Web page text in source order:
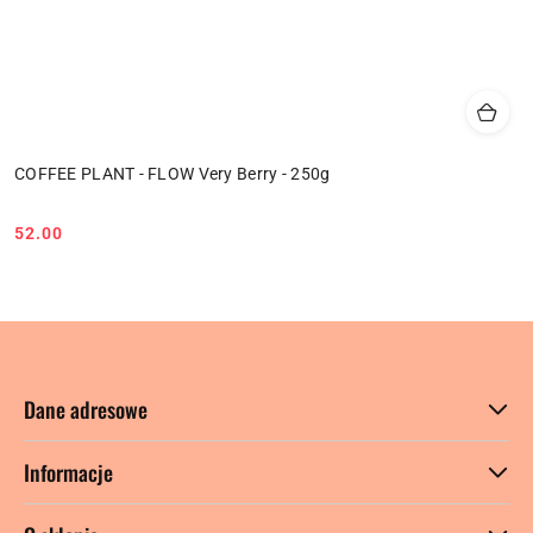
COFFEE PLANT - FLOW Very Berry - 250g
Cena:
52.00
Dane adresowe
Informacje